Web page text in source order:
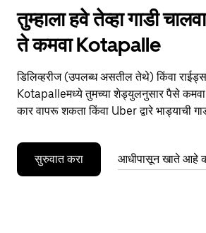
तुम्हाला हवे तेव्हा गाडी
ते कमवा Kotapalle
डिलिव्हरीज (उपलब्ध असतील तेथे) किंवा
Kotapalleमध्ये तुमच्या शेड्युलनुसार पैसे कमवा
कार वापरू शकता किंवा Uber द्वारे भाड्याची
सुरुवात करा आधीपासून खाते आहे